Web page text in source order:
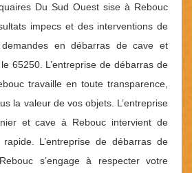
Du Sud Ouest sise à Rebouc
impecs et des interventions de
en débarras de cave et
65250. L’entreprise de débarras de
travaille en toute transparence,
la valeur de vos objets. L’entreprise
et cave à Rebouc intervient de
L’entreprise de débarras de
s’engage à respecter votre